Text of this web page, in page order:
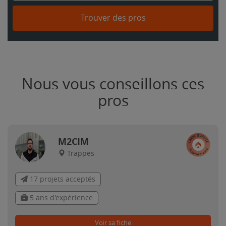
Trouver des pros
Nous vous conseillons ces
pros
M2CIM
Trappes
17 projets acceptés
5 ans d'expérience
Voir sa fiche